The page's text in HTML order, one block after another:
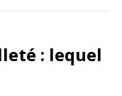
: lequel